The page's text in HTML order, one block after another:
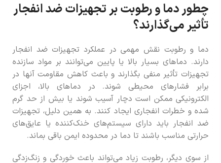
چطور دما و رطوبت بر تجهیزات ضد انفجار
تأثیر می‌گذارند؟
دما و رطوبت نقش مهمی در عملکرد تجهیزات ضد انفجار
دارند. دماهای بسیار بالا یا پایین می‌توانند بر مواد سازنده
تجهیزات تأثیر منفی بگذارند و باعث کاهش مقاومت آنها در
برابر فشارهای محیطی شوند. در دماهای بالا، اجزای
الکترونیکی ممکن است دچار آسیب شوند یا بیش از حد گرم
شده و خطرات انفجاری ایجاد کنند. به همین دلیل، تجهیزات
ضد انفجار باید دارای سیستم‌های خنک‌کننده یا عایق‌های
حرارتی مناسب باشند تا دما در محدوده ایمن باقی بماند.
از سوی دیگر، رطوبت زیاد می‌تواند باعث خوردگی و زنگ‌زدگی